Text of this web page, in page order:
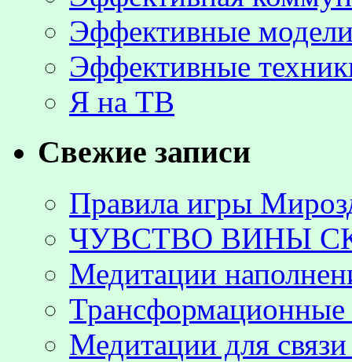
Эффективные
Эффективные
Я на ТВ
Свежие записи
Правила игры
ЧУВСТВО ВИНЫ
Медитации
Трансформационные
Медитации для